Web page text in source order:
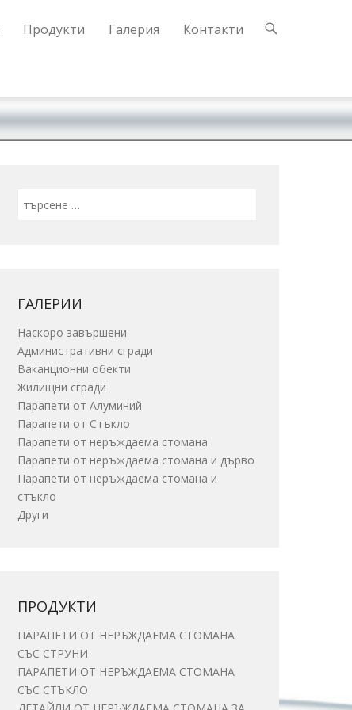
Продукти Галерия Контакти
ГАЛЕРИИ
Наскоро завършени
Административни сгради
Ваканционни обекти
Жилищни сгради
Парапети от Алуминий
Парапети от Стъкло
Парапети от неръждаема стомана
Парапети от неръждаема стомана и дърво
Парапети от неръждаема стомана и
стъкло
Други
ПРОДУКТИ
ПАРАПЕТИ ОТ НЕРЪЖДАЕМА СТОМАНА
СЪС СТРУНИ
ПАРАПЕТИ ОТ НЕРЪЖДАЕМА СТОМАНА
СЪС СТЪКЛО